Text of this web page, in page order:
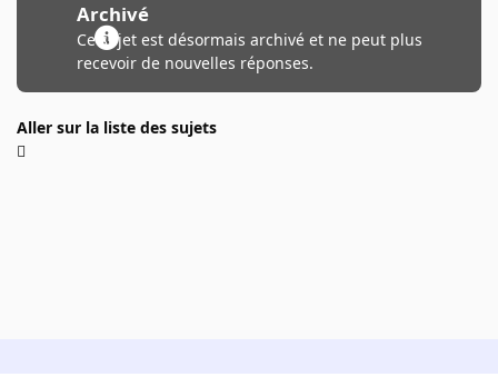
Archivé
Ce sujet est désormais archivé et ne peut plus
recevoir de nouvelles réponses.
Aller sur la liste des sujets